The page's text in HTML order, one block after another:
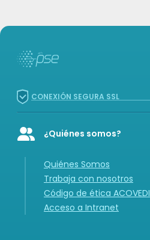
CONEXIÓN SEGURA SSL
Icon of user-group
¿Quiénes somos?
Quiénes Somos
Trabaja con nosotros
Código de ética ACOVEDI
Acceso a Intranet